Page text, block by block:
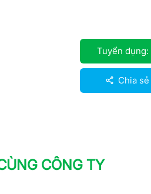
Tuyển dụng:
Chia sẻ
CÔNG TY